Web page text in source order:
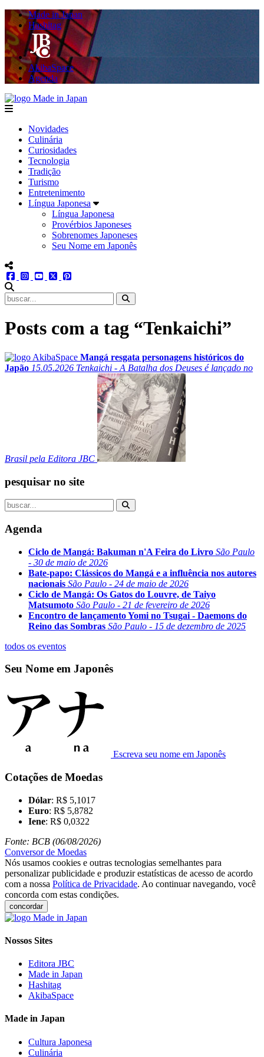
Made in Japan
Hashitag
AkibaSpace
Agenda
menu
Novidades
Culinária
Curiosidades
Tecnologia
Tradição
Turismo
Entretenimento
Língua Japonesa
Língua Japonesa
Provérbios Japoneses
Sobrenomes Japoneses
Seu Nome em Japonês
menu redes social
facebookinstagram
youtube
twitter
Posts com a tag “Tenkaichi”
Mangá resgata personagens históricos do
Japão 15.05.2026 Tenkaichi - A Batalha dos Deuses é lançado no
Brasil pela Editora JBC
pesquisar no site
Agenda
Ciclo de Mangá: Bakuman n'A Feira do Livro São Paulo
- 30 de maio de 2026
Bate-papo: Clássicos do Mangá e a influência nos autores
nacionais São Paulo - 24 de maio de 2026
Ciclo de Mangá: Os Gatos do Louvre, de Taiyo
Matsumoto São Paulo - 21 de fevereiro de 2026
Encontro de lançamento Yomi no Tsugai - Daemons do
Reino das Sombras São Paulo - 15 de dezembro de 2025
todos os eventos
Seu Nome em Japonês
Escreva seu nome em Japonês
Cotações de Moedas
Dólar: R$ 5,1017
Euro: R$ 5,8782
Iene: R$ 0,0322
Fonte: BCB (06/08/2026)
Conversor de Moedas
Nós usamos cookies e outras tecnologias semelhantes para
personalizar publicidade e produzir estatísticas de acesso de acordo
com a nossa Política de Privacidade. Ao continuar navegando, você
concorda com estas condições.
concordar
Nossos Sites
Editora JBC
Made in Japan
Hashitag
AkibaSpace
Made in Japan
Cultura Japonesa
Culinária